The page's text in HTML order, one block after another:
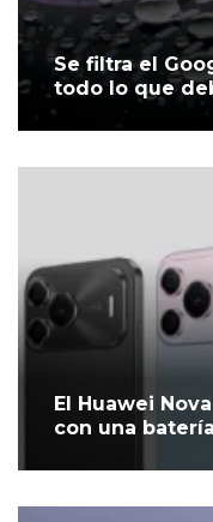
Se filtra el
todo lo que
El Huawei
con una